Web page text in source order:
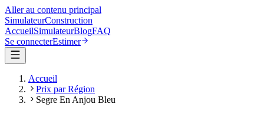
Aller au contenu principal
SimulateurConstruction
AccueilSimulateurBlogFAQ
Se connecterEstimer
Accueil
Prix par Région
Segre En Anjou Bleu